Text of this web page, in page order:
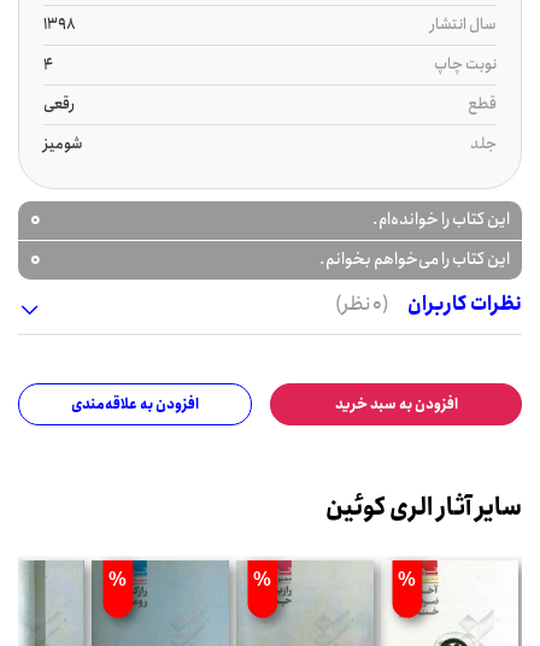
سال انتشار
1398
نوبت چاپ
4
قطع
رقعی
جلد
شومیز
این کتاب را خوانده‌ام. 0
این کتاب را می‌خواهم بخوانم.
0
نظرات کاربران
(0 نظر)
افزودن به سبد خرید افزودن به علاقه‌مندی
سایر آثار الری کوئین
%
%
%